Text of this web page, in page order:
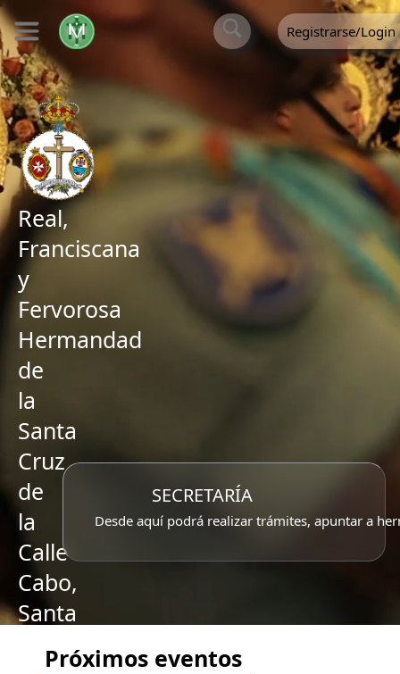
Registrarse/Login
Real,
Franciscana
y
Fervorosa
Hermandad
de
la
Santa
Cruz
de
la
Calle
Cabo,
Santa
Caridad
SECRETARÍA
Desde aquí podrá realizar trámites, apuntar a
Próximos eventos